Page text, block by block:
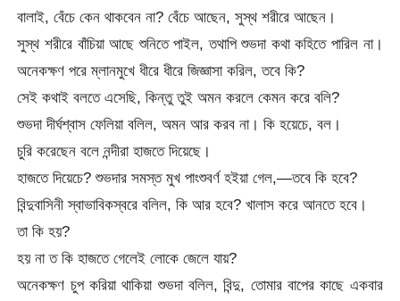
বালাই, বেঁচে কেন থাকবেন না? বেঁচে আছেন, সুস্থ শরীরে আছেন।
সুস্থ শরীরে বাঁচিয়া আছে শুনিতে পাইল, তথাপি শুভদা কথা কহিতে পারিল না।
অনেকক্ষণ পরে ম্লানমুখে ধীরে ধীরে জিজ্ঞাসা করিল, তবে কি?
সেই কথাই বলতে এসেছি, কিন্তু তুই অমন করলে কেমন করে বলি?
শুভদা দীর্ঘশ্বাস ফেলিয়া বলিল, অমন আর করব না। কি হয়েচে, বল।
চুরি করেছেন বলে নন্দীরা হাজতে দিয়েছে।
হাজতে দিয়েচে? শুভদার সমস্ত মুখ পাংশুবর্ণ হইয়া গেল,—তবে কি হবে?
বিন্দুবাসিনী স্বাভাবিকস্বরে বলিল, কি আর হবে? খালাস করে আনতে হবে।
তা কি হয়?
হয় না ত কি হাজতে গেলেই লোকে জেলে যায়?
অনেকক্ষণ চুপ করিয়া থাকিয়া শুভদা বলিল, বিন্দু, তোমার বাপের কাছে একবার